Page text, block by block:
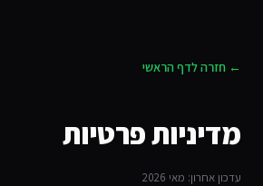
← חזרה לדף הראשי
מדיניות פרטיות
עדכון אחרון: מאי 2026